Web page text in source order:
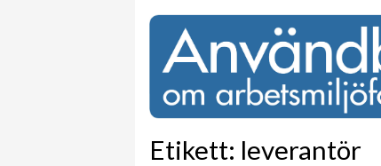
Etikett: leverantör